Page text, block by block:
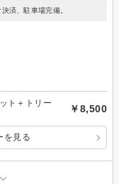
済、駐車場完備。
ト＋トリー
￥8,500
を見る